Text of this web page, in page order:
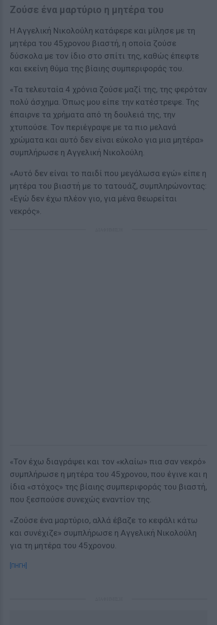
Ζούσε ένα μαρτύριο η μητέρα του
Η Αγγελική Νικολούλη κατάφερε και μίλησε με τη
μητέρα του 45χρονου βιαστή, η οποία ζούσε
δύσκολα με τον ίδιο στο σπίτι της, καθώς έπεφτε
και εκείνη θύμα της βίαιης συμπεριφοράς του.
«Τα τελευταία 4 χρόνια ζούσε μαζί της, της φερόταν
πολύ άσχημα. Όπως μου είπε την κατέστρεψε. Της
έπαιρνε τα χρήματα από τη δουλειά της, την
χτυπούσε. Τον περιέγραψε με τα πιο μελανά
χρώματα και αυτό δεν είναι εύκολο για μια μητέρα»
συμπλήρωσε η Αγγελική Νικολούλη.
«Αυτό δεν είναι το παιδί που μεγάλωσα εγώ» είπε η
μητέρα του βιαστή με το τατουάζ, συμπληρώνοντας:
«Εγώ δεν έχω πλέον γιο, για μένα θεωρείται
νεκρός».
«Τον έχω διαγράψει και τον «κλαίω» πια σαν νεκρό»
συμπλήρωσε η μητέρα του 45χρονου, που έγινε και η
ίδια «στόχος» της βίαιης συμπεριφοράς του βιαστή,
που ξεσπούσε συνεχώς εναντίον της.
«Ζούσε ένα μαρτύριο, αλλά έβαζε το κεφάλι κάτω
και συνέχιζε» συμπλήρωσε η Αγγελική Νικολούλη
για τη μητέρα του 45χρονου.
[ΠΗΓΗ]